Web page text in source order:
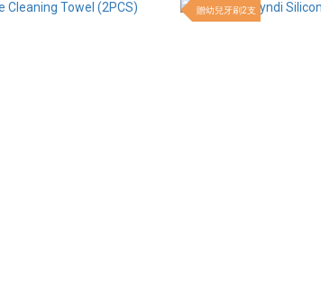
贈幼兒牙刷2支